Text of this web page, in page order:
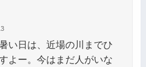
い日は、近場の川までひ
よー。今はまだ人がいな